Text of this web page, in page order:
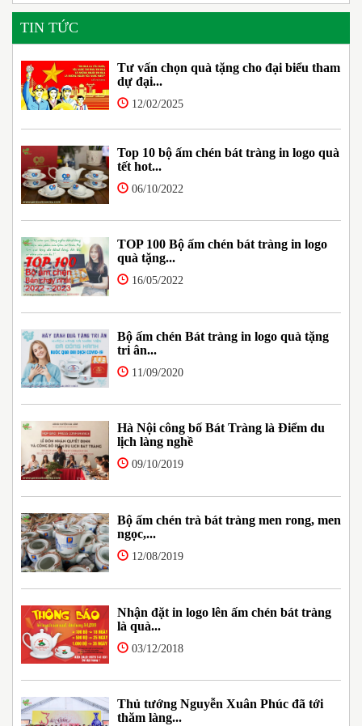
TIN TỨC
Tư vấn chọn quà tặng cho đại biểu tham
dự đại...
12/02/2025
Top 10 bộ ấm chén bát tràng in logo quà
tết hot...
06/10/2022
TOP 100 Bộ ấm chén bát tràng in logo
quà tặng...
16/05/2022
Bộ ấm chén Bát tràng in logo quà tặng
tri ân...
11/09/2020
Hà Nội công bố Bát Tràng là Điểm du
lịch làng nghề
09/10/2019
Bộ ấm chén trà bát tràng men rong, men
ngọc,...
12/08/2019
Nhận đặt in logo lên ấm chén bát tràng
là quà...
03/12/2018
Thủ tướng Nguyễn Xuân Phúc đã tới
thăm làng...